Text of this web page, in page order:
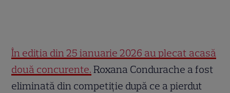
În ediția din 25 ianuarie 2026 au plecat acasă
două concurente. Roxana Condurache a fost
eliminată din competiție după ce a pierdut